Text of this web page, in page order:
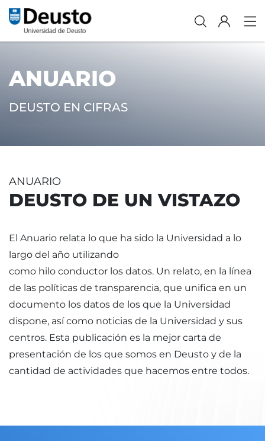
ANUARIO
DEUSTO EN CIFRAS
ANUARIO
DEUSTO DE UN VISTAZO
El Anuario relata lo que ha sido la Universidad a lo
largo del año utilizando
como hilo conductor los datos. Un relato, en la línea
de las políticas de transparencia, que unifica en un
documento los datos de los que la Universidad
dispone, así como noticias de la Universidad y sus
centros. Esta publicación es la mejor carta de
presentación de los que somos en Deusto y de la
cantidad de actividades que hacemos entre todos.